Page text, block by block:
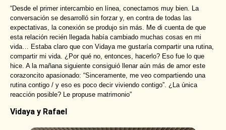
“Desde el primer intercambio en línea, conectamos muy bien. La
conversación se desarrolló sin forzar y, en contra de todas las
expectativas, la conexión se produjo sin más. Me di cuenta de que
esta relación recién llegada había cambiado muchas cosas en mi
vida… Estaba claro que con Vidaya me gustaría compartir una rutina,
compartir mi vida. ¿Por qué no, entonces, hacerlo? Eso fue lo que
hice. A la mañana siguiente consiguió llenar aún más de amor este
corazoncito apasionado: “Sinceramente, me veo compartiendo una
rutina contigo / y eso es poco decir viviendo contigo”. ¿La única
reacción posible? Le propuse matrimonio”
Vidaya y Rafael